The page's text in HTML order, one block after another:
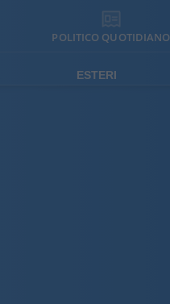
POLITICO QUOTIDIANO
ESTERI